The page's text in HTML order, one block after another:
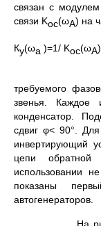
связан с
связи Kос(ωА) на
Ку(ωа )=1/ Koc(ωA).
В RC-
требуемого
звенья. Каждое
конденсатор.
сдвиг φ< 90°. Для
инвертирующий
цепи
использовании
показаны
автогенераторов.